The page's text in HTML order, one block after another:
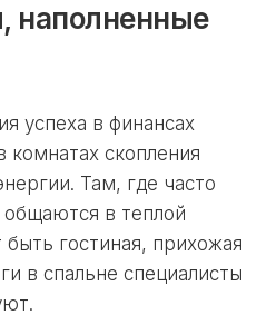
наполненные
успеха в финансах
комнатах скопления
Там, где часто
в теплой
гостиная, прихожая
в спальне специалисты